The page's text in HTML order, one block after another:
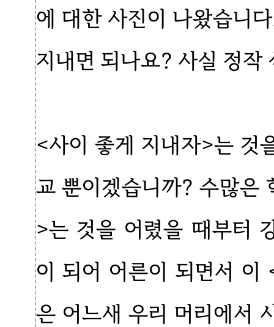
에 대한 사진이 나왔습니
지내면 되나요? 사실 정작
<사이 좋게 지내자>는 것
교 뿐이겠습니까? 수많은
>는 것을 어렸을 때부터
이 되어 어른이 되면서
은 어느새 우리 머리에서